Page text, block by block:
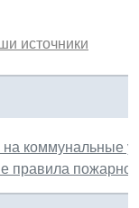
источники
коммунальные
правила